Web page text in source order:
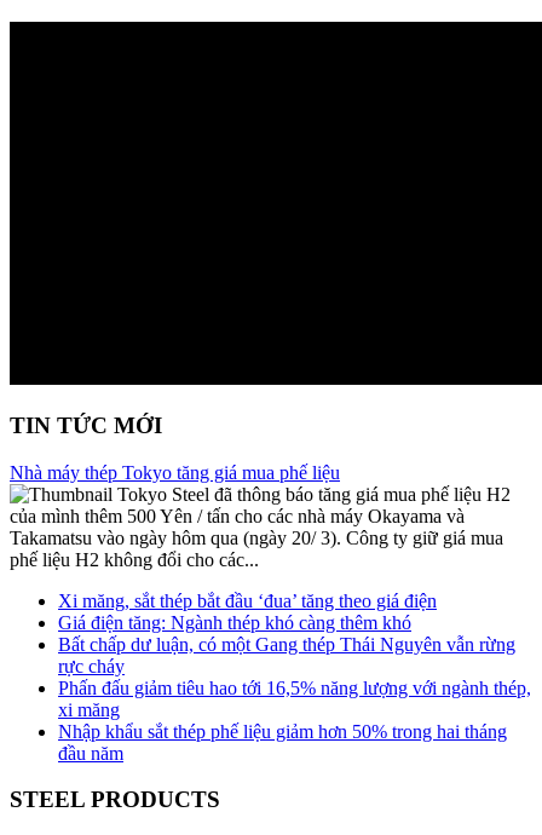
TIN TỨC MỚI
Nhà máy thép Tokyo tăng giá mua phế liệu
Tokyo Steel đã thông báo tăng giá mua phế liệu H2
của mình thêm 500 Yên / tấn cho các nhà máy Okayama và
Takamatsu vào ngày hôm qua (ngày 20/ 3). Công ty giữ giá mua
phế liệu H2 không đổi cho các...
Xi măng, sắt thép bắt đầu ‘đua’ tăng theo giá điện
Giá điện tăng: Ngành thép khó càng thêm khó
Bất chấp dư luận, có một Gang thép Thái Nguyên vẫn rừng
rực cháy
Phấn đấu giảm tiêu hao tới 16,5% năng lượng với ngành thép,
xi măng
Nhập khẩu sắt thép phế liệu giảm hơn 50% trong hai tháng
đầu năm
STEEL PRODUCTS